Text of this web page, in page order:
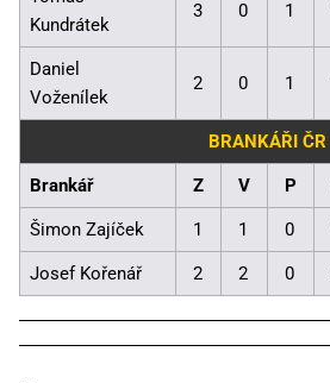
Kundrátek
3 0 1
Daniel
Voženílek
2 0 1
BRANKÁŘI ČR
Brankář Z V P
Šimon Zajíček 1 1 0
Josef Kořenář 2 2 0